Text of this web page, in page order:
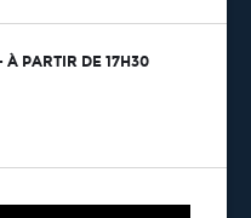
PARTIR DE 17H30